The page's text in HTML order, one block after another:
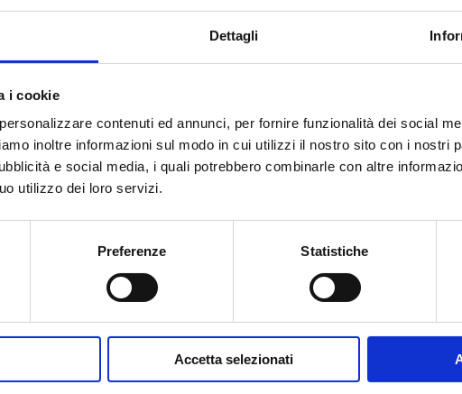
Dettagli
i cookie
contenuti ed annunci, per fornire funzionalità dei social
inoltre informazioni sul modo in cui utilizzi il nostro sito con i nostri
e social media, i quali potrebbero combinarle con altre
utilizzo dei loro servizi.
Preferenze Statistiche
Accetta selezionati
G 1/2 M 10 200 Nero
Hai bisogno di aiuto?